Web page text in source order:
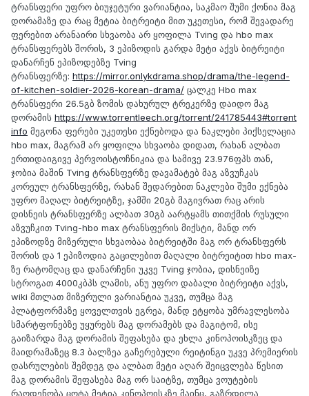
ტრანსფერი უფრო ბიუჯეტური ვარიანტია, საკმაო შუმი ქონია მაგ
დორამაზე და რაც მეტია ბიტრეიტი მით უკეთესი, რომ შევადარე
ფერებით არანაირი სხვაობა არ ყოფილა Tving და hbo max
ტრანსფერებს შორის, 3 ეპიზოდის გარდა მეტი აქვს ბიტრეიტი
დანარჩენ ეპიზოდებზე Tving
ტრანსფერზე: https://mirror.onlykdrama.shop/drama/the-legend-
of-kitchen-soldier-2026-korean-drama/ ცალკე Hbo max
ტრანსფერი 26.5გბ ზომის დახურულ ტრეკერზე დაიდო მაგ
დორამის https://www.torrentleech.org/torrent/241785443#torrent
info მეგონა ფერები უკეთესი ექნებოდა და ნაკლები პიქსელაცია
hbo max, მაგრამ არ ყოფილა სხვაობა დიდათ, რახან ალბათ
ერთიდაიგივე პერვოისტოჩნიკია და სამივე 23.976ფპს თან,
ჯობია მაშინ Tving ტრანსფერზე დავამატებ მაგ აზვუჩკას
კორეულ ტრანსფერზე, რახან შედარებით ნაკლები შუმი ექნება
უფრო მაღალ ბიტრეიტზე, ჯამში 20გბ მაგივრათ რაც არის
დისნეის ტრანსფერზე ალბათ 30გბ აარტყამს თითქმის რუსული
აზვუჩკით Tving-hbo max ტრანსფერის მიქსტი, მანდ ორ
ეპიზოდზე მიზერული სხვაობაა ბიტრეიტში მაგ ორ ტრანსფერს
შორის და 1 ეპიზოდია გაცილებით მაღალი ბიტრეიტით hbo max-
ზე რატომღაც და დანარჩენი უკვე Tving ჯობია, დისნეიზე
სტროგათ 4000კბპს ლამის, ანუ უფრო დაბალი ბიტრეიტი აქვს,
wiki მთლათ მიზერული ვარიანტია უკვე, თუმცა მაგ
პლატფორმაზე ყოველთვის ეგრეა, მანდ ეტყობა უმრავლესობა
სმარტფონებზე უყურებს მაგ დორამებს და მაგიტომ, ისე
გაიზარდა მაგ დორამის შეფასება და ეხლა კინოპოისკზეც და
მაიდრამაზეც 8.3 ბალზეა გაჩერებული რეიტინგი უკვე პრემიერის
დასრულების შემდეგ და ალბათ მეტი აღარ შეიცვლება წესით
მაგ დორამის შეფასება მაგ ორ საიტზე, თუმცა ვოუტების
რაოდენობა ცოტა მეტია კინოპოისკზე მაინც, გაზრდილა